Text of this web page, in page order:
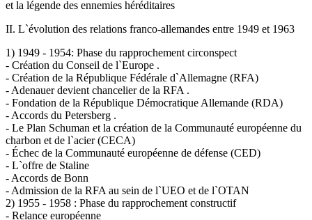
et la légende des ennemies héréditaires
II. L`évolution des relations franco-allemandes entre 1949 et 1963
1) 1949 - 1954: Phase du rapprochement circonspect
- Création du Conseil de l`Europe .
- Création de la République Fédérale d`Allemagne (RFA)
- Adenauer devient chancelier de la RFA .
- Fondation de la République Démocratique Allemande (RDA)
- Accords du Petersberg .
- Le Plan Schuman et la création de la Communauté européenne du
charbon et de l`acier (CECA)
- Échec de la Communauté européenne de défense (CED)
- L`offre de Staline
- Accords de Bonn
- Admission de la RFA au sein de l`UEO et de l`OTAN
2) 1955 - 1958 : Phase du rapprochement constructif
- Relance européenne